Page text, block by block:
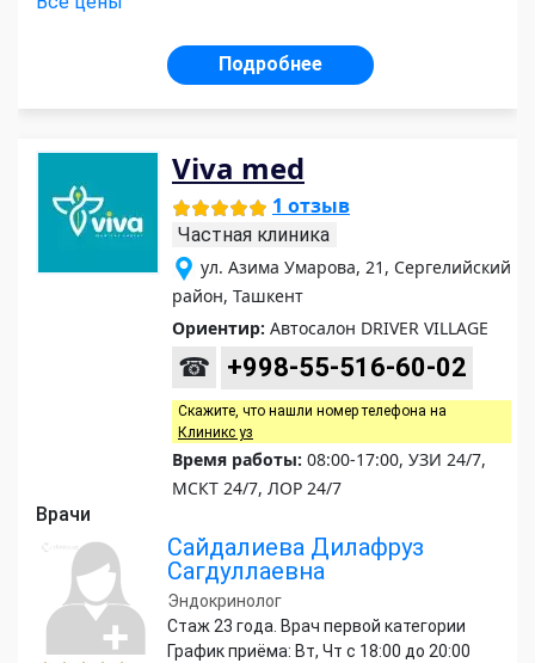
Подробнее
Viva med
1 отзыв
Частная клиника
ул. Азима Умарова, 21, Сергелийский
район, Ташкент
Ориентир: Автосалон DRIVER VILLAGE
☎ +998-55-516-60-02
Скажите, что нашли номер телефона на
Клиникс уз
Время работы: 08:00-17:00, УЗИ 24/7,
МСКТ 24/7, ЛОР 24/7
Врачи
Сайдалиева Дилафруз
Сагдуллаевна
Эндокринолог
Стаж 23 года. Врач первой категории
График приёма: Вт, Чт с 18:00 до 20:00